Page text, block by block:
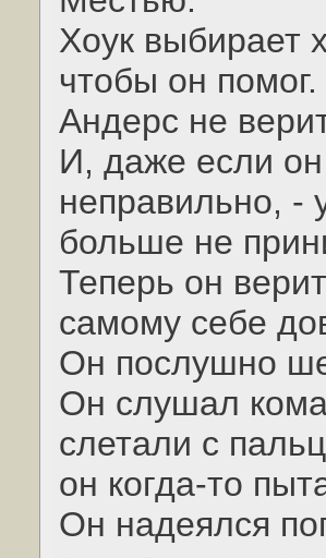
Хоук выбирает
чтобы он помог.
Андерс не
И, даже если он
неправильно, -
больше не
Теперь он
самому себе
Он послушно
Он слушал
слетали с
он когда-то
Он надеялся